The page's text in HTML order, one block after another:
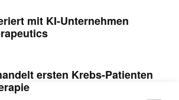
mit KI-Unternehmen
ersten Krebs-Patienten